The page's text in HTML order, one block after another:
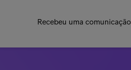
Recebeu uma comunicação